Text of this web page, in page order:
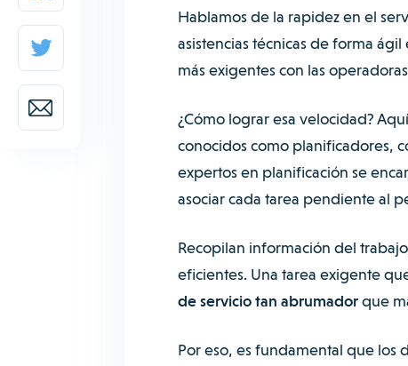
Hablamos de la rapidez en el
asistencias técnicas de forma
más exigentes con las
¿Cómo lograr esa velocidad?
conocidos como planificadores,
expertos en planificación se
asociar cada tarea pendiente al
Recopilan información del
eficientes. Una tarea exigente
de servicio tan abrumadorque
Por eso, es fundamental que los